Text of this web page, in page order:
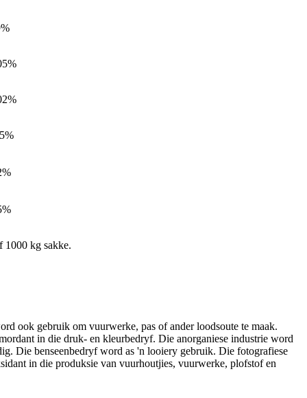
1000 kg sakke.
ook gebruik om vuurwerke, pas of ander loodsoute te maak.
in die druk- en kleurbedryf. Die anorganiese industrie word
Die benseenbedryf word as 'n looiery gebruik. Die fotografiese
in die produksie van vuurhoutjies, vuurwerke, plofstof en